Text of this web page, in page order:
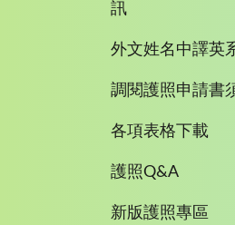
訊
外文姓名中譯英
調閱護照申請書
各項表格下載
護照Q&A
新版護照專區